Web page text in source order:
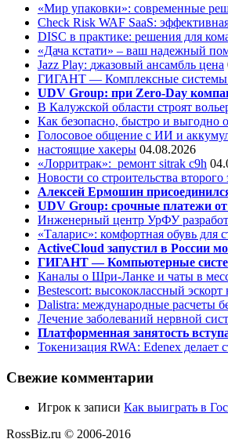
«Мир упаковки»: современные
Check Risk WAF SaaS:
DISC в практике: решения для
«Дача кстати» – ваш надежный
Jazz Play: джазовый ансамбль цена
ГИГАНТ — Комплексные системы:
UDV Group: при Zero-Day
В Калужской области строят
Как безопасно, быстро и выгодно
Голосовое общение с ИИ и
настоящие хакеры 04.08.2026
«Лорритрак»: ремонт sitrak c9h
Новости со строительства
Алексей Ермошин
UDV Group: срочные платежи
Инженерный центр УрФУ
«Таларис»: комфортная обувь для
ActiveCloud запустил в России
ГИГАНТ — Компьютерные
Каналы о Шри-Ланке и чаты в
Bestescort: высококлассный
Dalistra: международные расчеты
Лечение заболеваний нервной
Платформенная занятость
Токенизация RWA: Edenex делает
Свежие комментарии
Игрок к записи Как выиграть в
RossBiz.ru © 2006-2016